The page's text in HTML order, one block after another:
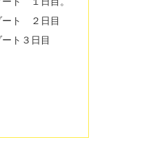
ート ２日目
ト３日目